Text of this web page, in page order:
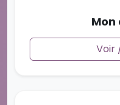
Mon
Voir